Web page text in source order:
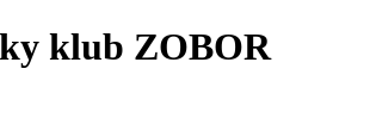
klub ZOBOR